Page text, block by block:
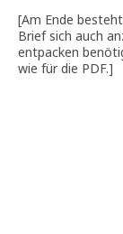
[Am Ende
Brief sich auch
entpacken
wie für die PDF.]